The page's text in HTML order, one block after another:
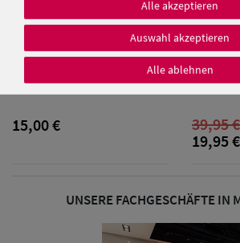
Florale, sommerliche Damen
Baseball Cap von Hut Breiter
15,00 €
Fiebig
Cap mit
39,95 €
19,95 €
UNSERE FACHGESCHÄFTE IN
Alle akzeptieren
Auswahl akzeptieren
Alle ablehnen